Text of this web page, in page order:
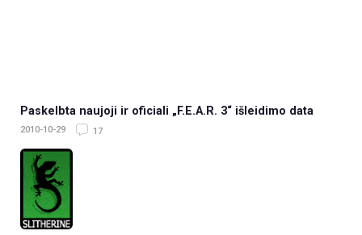
Paskelbta naujoji ir oficiali „F.E.A.R. 3“ išleidimo data
2010-10-29 17